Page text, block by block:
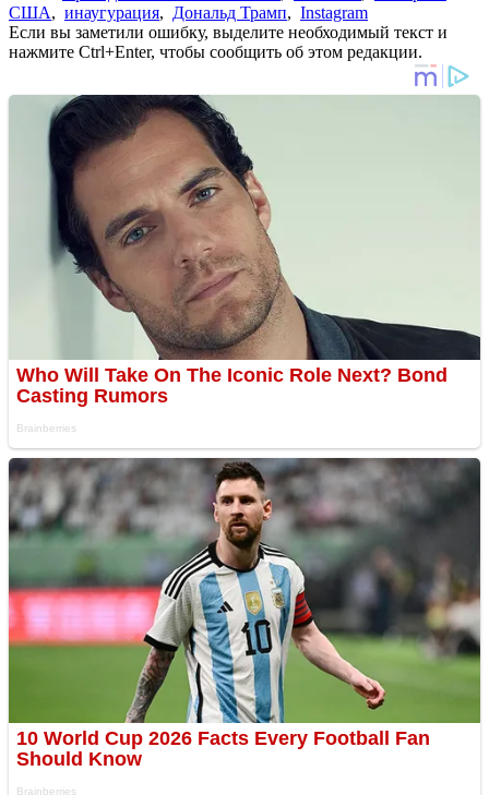
США, инаугурация, Дональд Трамп, Instagram
Если вы заметили ошибку, выделите необходимый текст и
нажмите Ctrl+Enter, чтобы сообщить об этом редакции.